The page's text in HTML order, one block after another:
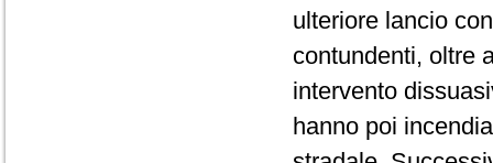
ulteriore lancio
contundenti, oltre
intervento
hanno poi